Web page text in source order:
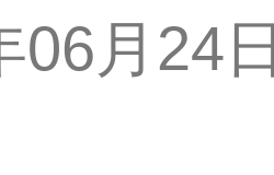
06月24